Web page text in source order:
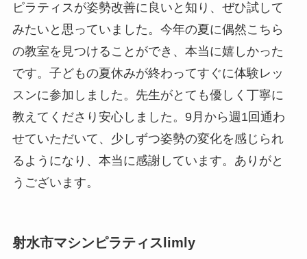
ピラティスが姿勢改善に良いと知り、ぜひ試して
みたいと思っていました。今年の夏に偶然こちら
の教室を見つけることができ、本当に嬉しかった
です。子どもの夏休みが終わってすぐに体験レッ
スンに参加しました。先生がとても優しく丁寧に
教えてくださり安心しました。9月から週1回通わ
せていただいて、少しずつ姿勢の変化を感じられ
るようになり、本当に感謝しています。ありがと
うございます。
射水市マシンピラティスlimly